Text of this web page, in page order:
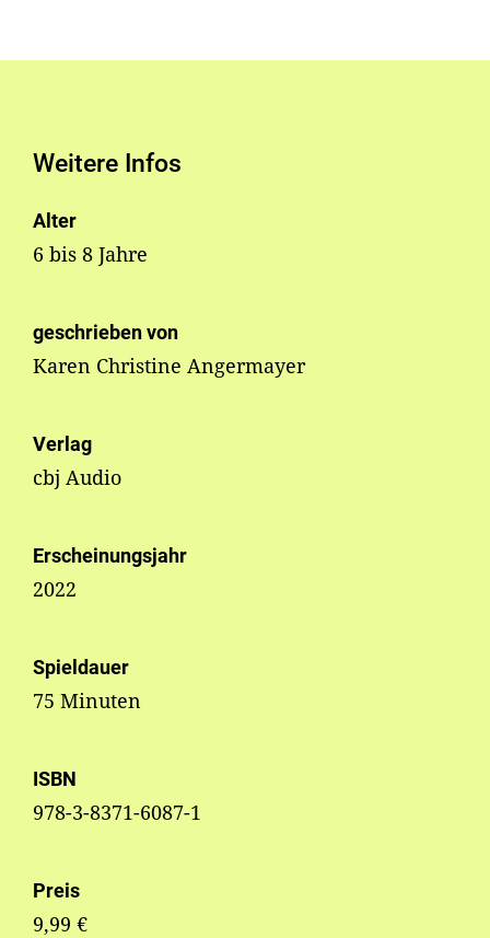
Weitere Infos
Alter
6 bis 8 Jahre
geschrieben von
Karen Christine Angermayer
Verlag
cbj Audio
Erscheinungsjahr
2022
Spieldauer
75 Minuten
ISBN
978-3-8371-6087-1
Preis
9,99 €